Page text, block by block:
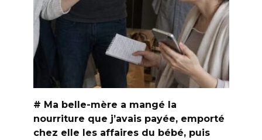
# Ma belle-mère a mangé la
nourriture que j’avais payée, emporté
chez elle les affaires du bébé, puis